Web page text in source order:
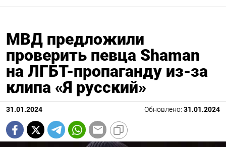
МВД предложили
проверить певца Shaman
на ЛГБТ-пропаганду из-за
клипа «Я русский»
31.01.2024 Обновлено: 31.01.2024